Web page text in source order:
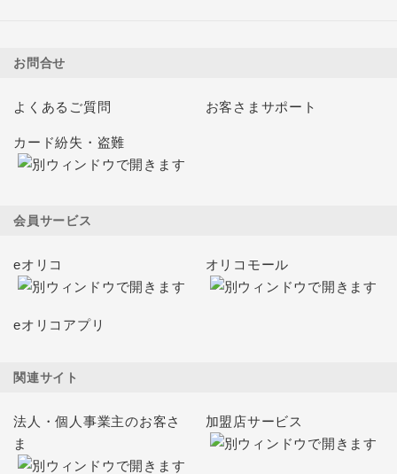
お問合せ
よくあるご質問 お客さまサポート
カード紛失・盗難
会員サービス
eオリコ オリコモール
eオリコアプリ
関連サイト
法人・個人事業主のお客さ
ま
加盟店サービス